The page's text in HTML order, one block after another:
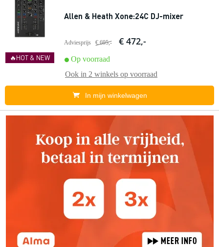
🔥HOT & NEW
Allen & Heath Xone:24C DJ-mixer
Adviesprijs € 695,- € 472,-
Op voorraad
Ook in 2 winkels op voorraad
In mijn winkelwagen